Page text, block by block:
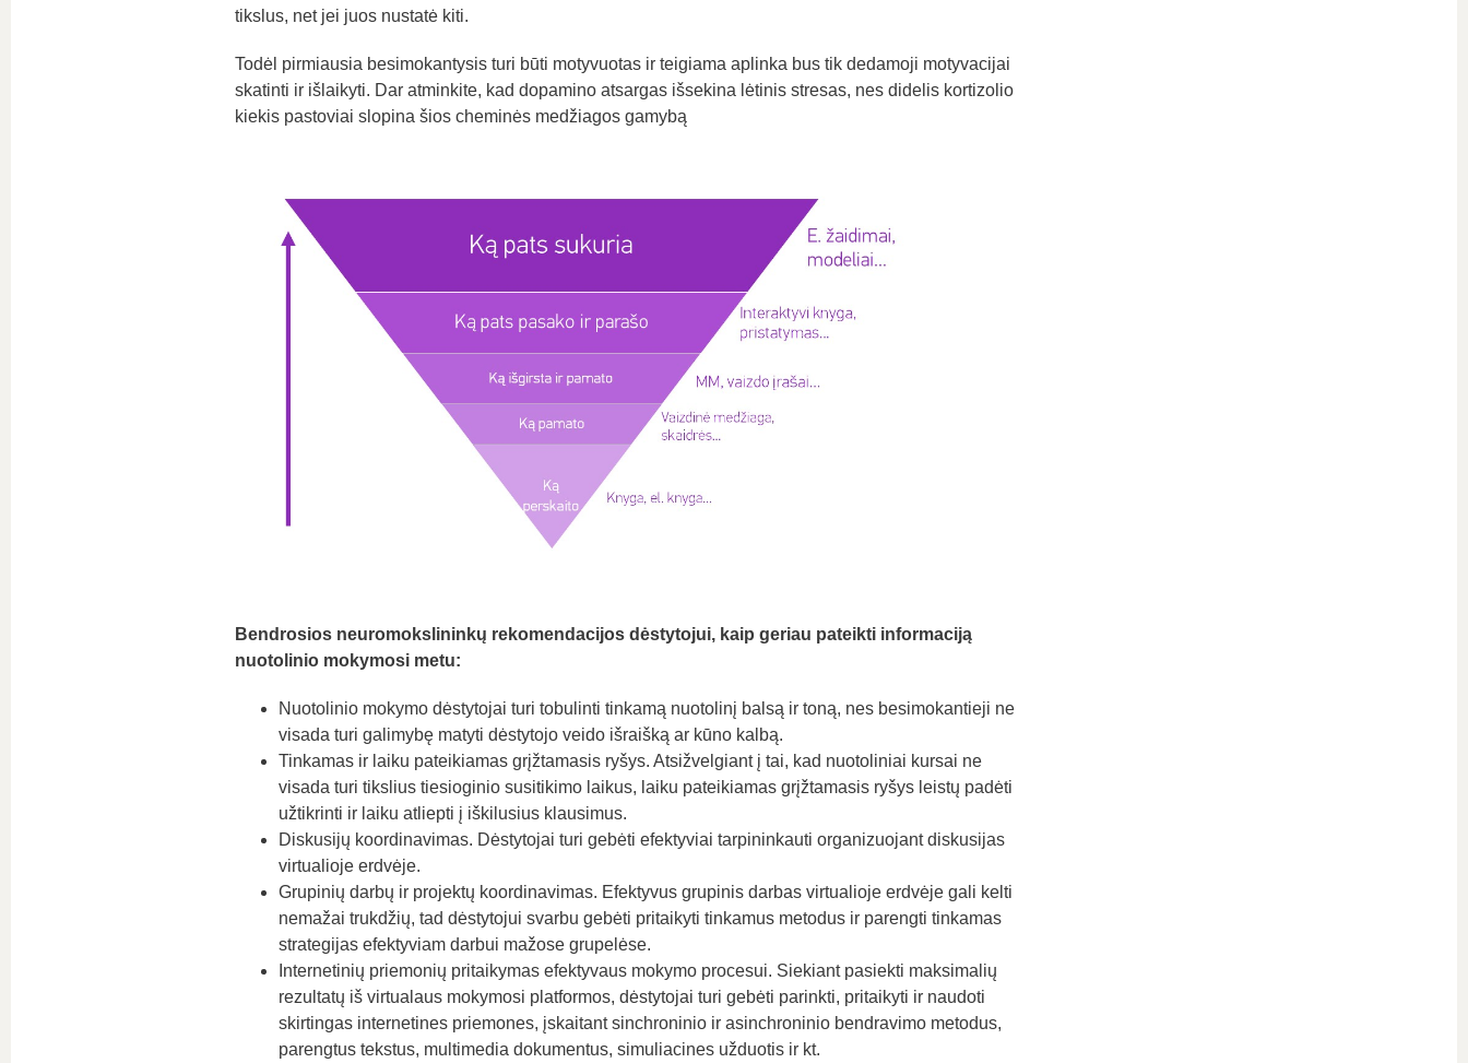
tikslus, net jei juos nustatė kiti.
Todėl pirmiausia besimokantysis turi būti motyvuotas ir teigiama aplinka bus tik dedamoji motyvacijai
skatinti ir išlaikyti. Dar atminkite, kad dopamino atsargas išsekina lėtinis stresas, nes didelis kortizolio
kiekis pastoviai slopina šios cheminės medžiagos gamybą
Bendrosios neuromokslininkų rekomendacijos dėstytojui, kaip geriau pateikti informaciją
nuotolinio mokymosi metu:
Nuotolinio mokymo dėstytojai turi tobulinti tinkamą nuotolinį balsą ir toną, nes besimokantieji ne
visada turi galimybę matyti dėstytojo veido išraišką ar kūno kalbą.
Tinkamas ir laiku pateikiamas grįžtamasis ryšys. Atsižvelgiant į tai, kad nuotoliniai kursai ne
visada turi tikslius tiesioginio susitikimo laikus, laiku pateikiamas grįžtamasis ryšys leistų padėti
užtikrinti ir laiku atliepti į iškilusius klausimus.
Diskusijų koordinavimas. Dėstytojai turi gebėti efektyviai tarpininkauti organizuojant diskusijas
virtualioje erdvėje.
Grupinių darbų ir projektų koordinavimas. Efektyvus grupinis darbas virtualioje erdvėje gali kelti
nemažai trukdžių, tad dėstytojui svarbu gebėti pritaikyti tinkamus metodus ir parengti tinkamas
strategijas efektyviam darbui mažose grupelėse.
Internetinių priemonių pritaikymas efektyvaus mokymo procesui. Siekiant pasiekti maksimalių
rezultatų iš virtualaus mokymosi platformos, dėstytojai turi gebėti parinkti, pritaikyti ir naudoti
skirtingas internetines priemones, įskaitant sinchroninio ir asinchroninio bendravimo metodus,
parengtus tekstus, multimedia dokumentus, simuliacines užduotis ir kt.